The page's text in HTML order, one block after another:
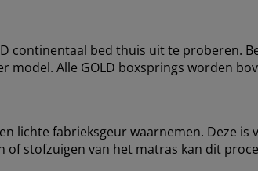
continentaal bed thuis uit te proberen.
Alle GOLD boxsprings worden
lichte fabrieksgeur waarnemen. Deze is
stofzuigen van het matras kan dit